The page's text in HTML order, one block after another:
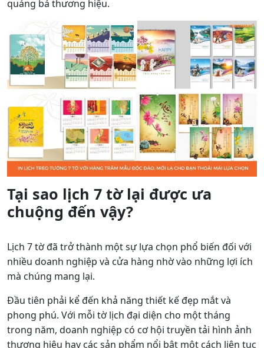
quảng bá thương hiệu.
Tại sao lịch 7 tờ lại được ưa
chuộng đến vậy?
Lịch 7 tờ đã trở thành một sự lựa chọn phổ biến đối với
nhiều doanh nghiệp và cửa hàng nhờ vào những lợi ích
mà chúng mang lại.
Đầu tiên phải kể đến khả năng thiết kế đẹp mắt và
phong phú. Với mỗi tờ lịch đại diện cho một tháng
trong năm, doanh nghiệp có cơ hội truyền tải hình ảnh
thương hiệu hay các sản phẩm nổi bật một cách liên tục